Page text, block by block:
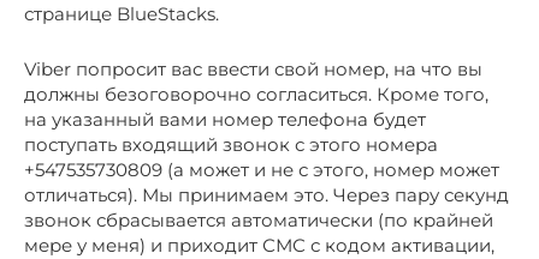
странице BlueStacks.
Viber попросит вас ввести свой номер, на что вы
должны безоговорочно согласиться. Кроме того,
на указанный вами номер телефона будет
поступать входящий звонок с этого номера
+547535730809 (а может и не с этого, номер может
отличаться). Мы принимаем это. Через пару секунд
звонок сбрасывается автоматически (по крайней
мере у меня) и приходит СМС с кодом активации,